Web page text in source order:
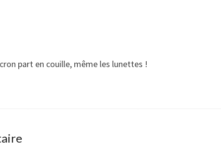
part en couille, même les lunettes !